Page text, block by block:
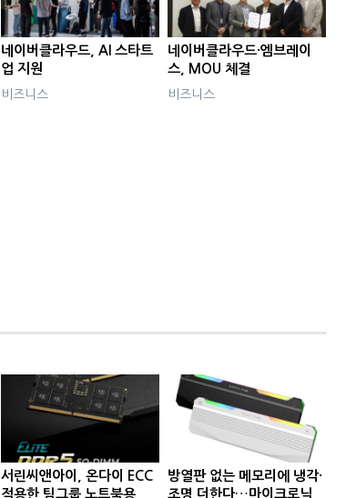
네이버클라우드, AI 스타트
업 지원
비즈니스
네이버클라우드·엠브레이
스, MOU 체결
비즈니스
서린씨앤아이, 온다이 ECC
적용한 팀그룹 노트북용
방열판 없는 메모리에 냉각·
조명 더한다…마이크로닉